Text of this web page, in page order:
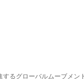
るグローバルムーブメ